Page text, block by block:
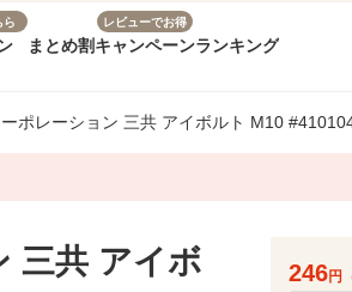
ら
まとめ割
レビューでお得
キャンペーンランキング
ポレーション 三共 アイボルト M10
三共 アイボ
246円